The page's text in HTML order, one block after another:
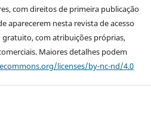
com direitos de primeira publicação
aparecerem nesta revista de acesso
gratuito, com atribuições próprias,
Maiores detalhes podem
licenses/by-nc-nd/4.0